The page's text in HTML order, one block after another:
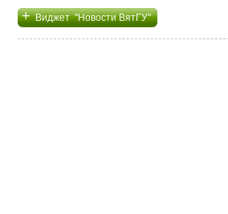
+Виджет "Новости ВятГУ"